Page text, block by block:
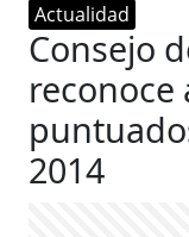
Actualidad
Consejo
reconoce
2014